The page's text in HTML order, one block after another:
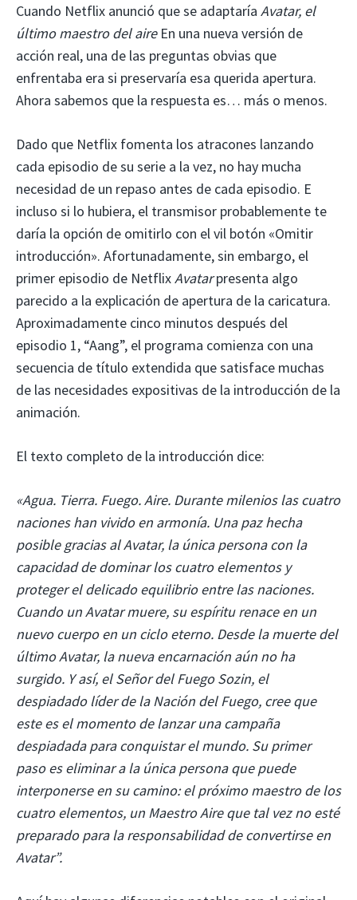
Cuando Netflix anunció que se adaptaría Avatar, el
último maestro del aireEn una nueva versión de
acción real, una de las preguntas obvias que
enfrentaba era si preservaría esa querida apertura.
Ahora sabemos que la respuesta es… más o menos.
Dado que Netflix fomenta los atracones lanzando
cada episodio de su serie a la vez, no hay mucha
necesidad de un repaso antes de cada episodio. E
incluso si lo hubiera, el transmisor probablemente te
daría la opción de omitirlo con el vil botón «Omitir
introducción». Afortunadamente, sin embargo, el
primer episodio de NetflixAvatarpresenta algo
parecido a la explicación de apertura de la caricatura.
Aproximadamente cinco minutos después del
episodio 1, “Aang”, el programa comienza con una
secuencia de título extendida que satisface muchas
de las necesidades expositivas de la introducción de la
animación.
El texto completo de la introducción dice:
«Agua. Tierra. Fuego. Aire. Durante milenios las cuatro
naciones han vivido en armonía. Una paz hecha
posible gracias al Avatar, la única persona con la
capacidad de dominar los cuatro elementos y
proteger el delicado equilibrio entre las naciones.
Cuando un Avatar muere, su espíritu renace en un
nuevo cuerpo en un ciclo eterno. Desde la muerte del
último Avatar, la nueva encarnación aún no ha
surgido. Y así, el Señor del Fuego Sozin, el
despiadado líder de la Nación del Fuego, cree que
este es el momento de lanzar una campaña
despiadada para conquistar el mundo. Su primer
paso es eliminar a la única persona que puede
interponerse en su camino: el próximo maestro de los
cuatro elementos, un Maestro Aire que tal vez no esté
preparado para la responsabilidad de convertirse en
Avatar”.